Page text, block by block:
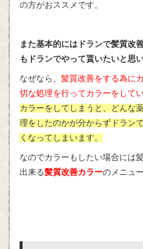
の方がおススメです。
また基本的にはドランで髪質改
もドランでやって貰いたいと思い
なぜなら、 髪質改善をする為に
切な処理を行ってカラーをしてい
カラーをしてしまうと、どんな
理をしたのかが分からずドラン
くなってしまいます。
なのでカラーもしたい場合には
出来る髪質改善カラーのメニュ